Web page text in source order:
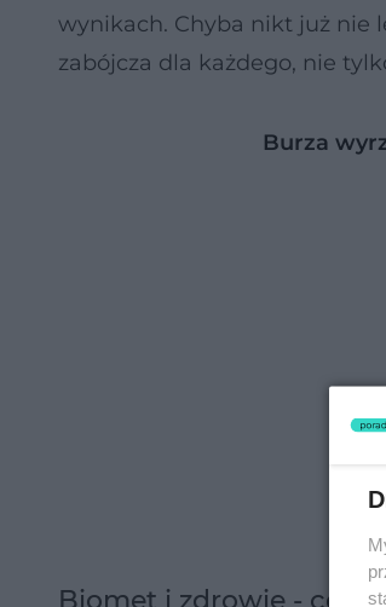
wynikach. Chyba nikt już nie
zabójcza dla każdego, nie
Burza
Biomet i zdrowie - coś